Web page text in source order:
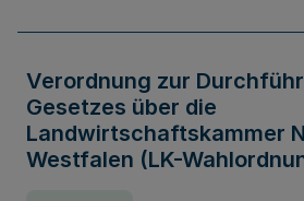
Verordnung zur
Gesetzes über die
Landwirtschaftskammer
Westfalen (LK-